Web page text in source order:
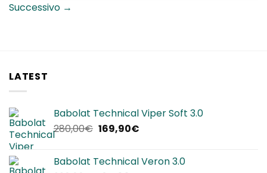
Successivo →
LATEST
Babolat Technical Viper Soft 3.0
280,00€ Il
era:
169,90€Il
è:
Babolat Technical Veron 3.0